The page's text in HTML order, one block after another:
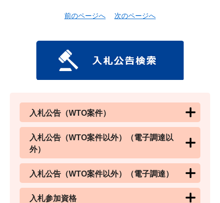
前のページへ 次のページへ
入札公告（WTO案件）
入札公告（WTO案件以外）（電子調達以
外）
入札公告（WTO案件以外）（電子調達）
入札参加資格